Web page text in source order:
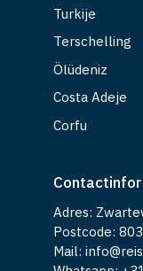
Turkije
Terschelling
Ölüdeniz
Costa Adeje
Corfu
Adres:
Postcode:
Mail: